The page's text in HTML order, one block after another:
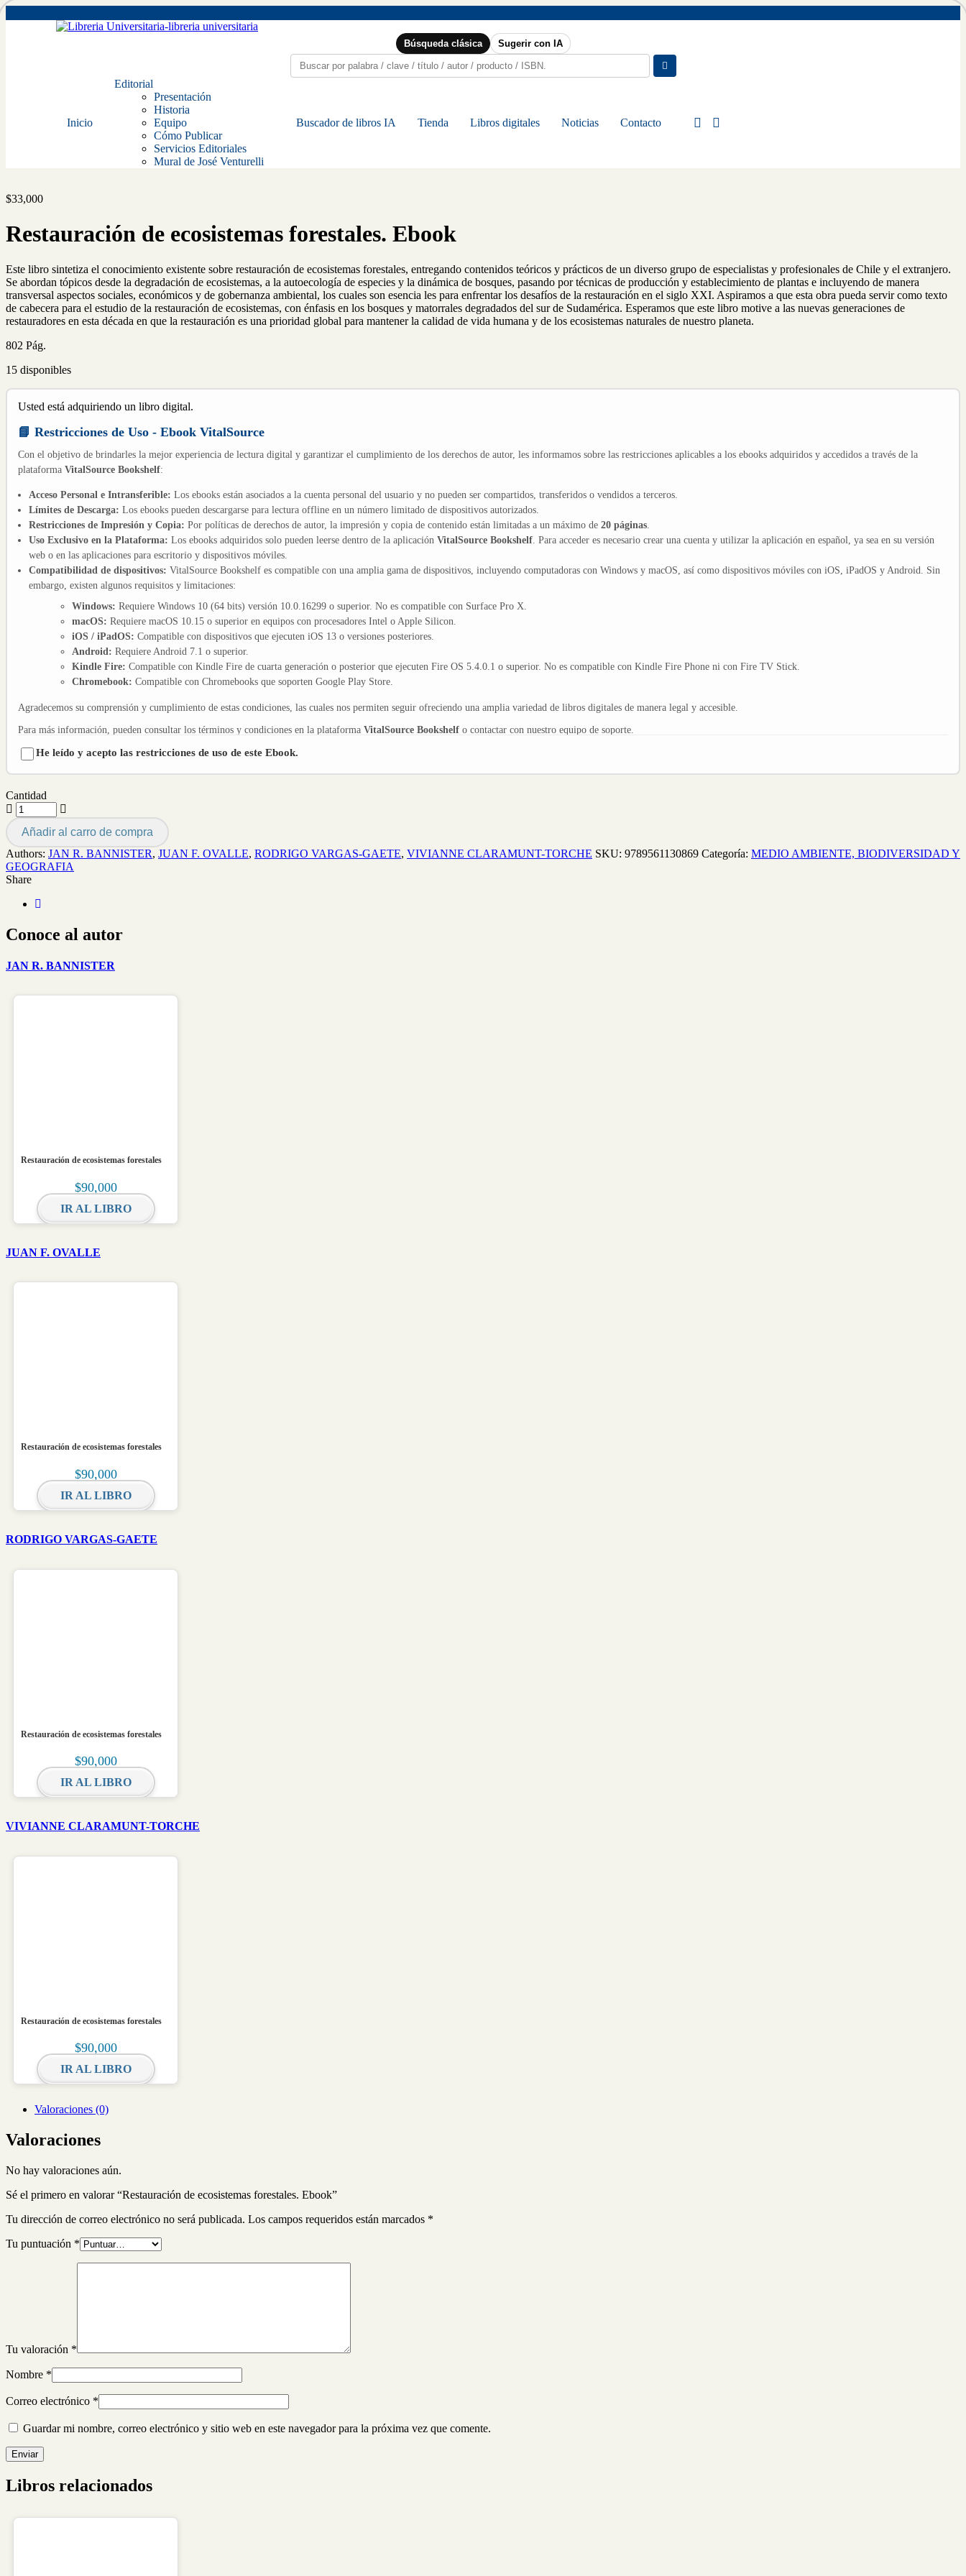
Búsqueda clásica Sugerir con IA
Inicio
Editorial
Presentación
Historia
Equipo
Cómo Publicar
Servicios Editoriales
Mural de José Venturelli
Buscador de libros IA Tienda Libros digitales Noticias Contacto
$33,000
Restauración de ecosistemas forestales. Ebook
Este libro sintetiza el conocimiento existente sobre restauración de ecosistemas forestales, entregando contenidos teóricos y prácticos de un diverso grupo de especialistas y profesionales de Chile y el extranjero.
Se abordan tópicos desde la degradación de ecosistemas, a la autoecología de especies y la dinámica de bosques, pasando por técnicas de producción y establecimiento de plantas e incluyendo de manera
transversal aspectos sociales, económicos y de gobernanza ambiental, los cuales son esencia les para enfrentar los desafíos de la restauración en el siglo XXI. Aspiramos a que esta obra pueda servir como texto
de cabecera para el estudio de la restauración de ecosistemas, con énfasis en los bosques y matorrales degradados del sur de Sudamérica. Esperamos que este libro motive a las nuevas generaciones de
restauradores en esta década en que la restauración es una prioridad global para mantener la calidad de vida humana y de los ecosistemas naturales de nuestro planeta.
802 Pág.
15 disponibles
Usted está adquiriendo un libro digital.
📘 Restricciones de Uso - Ebook VitalSource
Con el objetivo de brindarles la mejor experiencia de lectura digital y garantizar el cumplimiento de los derechos de autor, les informamos sobre las restricciones aplicables a los ebooks adquiridos y accedidos a través de la
plataforma VitalSource Bookshelf:
Acceso Personal e Intransferible: Los ebooks están asociados a la cuenta personal del usuario y no pueden ser compartidos, transferidos o vendidos a terceros.
Límites de Descarga: Los ebooks pueden descargarse para lectura offline en un número limitado de dispositivos autorizados.
Restricciones de Impresión y Copia: Por políticas de derechos de autor, la impresión y copia de contenido están limitadas a un máximo de 20 páginas.
Uso Exclusivo en la Plataforma: Los ebooks adquiridos solo pueden leerse dentro de la aplicación VitalSource Bookshelf. Para acceder es necesario crear una cuenta y utilizar la aplicación en español, ya sea en su versión
web o en las aplicaciones para escritorio y dispositivos móviles.
Compatibilidad de dispositivos: VitalSource Bookshelf es compatible con una amplia gama de dispositivos, incluyendo computadoras con Windows y macOS, así como dispositivos móviles con iOS, iPadOS y Android. Sin
embargo, existen algunos requisitos y limitaciones:
Windows: Requiere Windows 10 (64 bits) versión 10.0.16299 o superior. No es compatible con Surface Pro X.
macOS: Requiere macOS 10.15 o superior en equipos con procesadores Intel o Apple Silicon.
iOS / iPadOS: Compatible con dispositivos que ejecuten iOS 13 o versiones posteriores.
Android: Requiere Android 7.1 o superior.
Kindle Fire: Compatible con Kindle Fire de cuarta generación o posterior que ejecuten Fire OS 5.4.0.1 o superior. No es compatible con Kindle Fire Phone ni con Fire TV Stick.
Chromebook: Compatible con Chromebooks que soporten Google Play Store.
Agradecemos su comprensión y cumplimiento de estas condiciones, las cuales nos permiten seguir ofreciendo una amplia variedad de libros digitales de manera legal y accesible.
Para más información, pueden consultar los términos y condiciones en la plataforma VitalSource Bookshelf o contactar con nuestro equipo de soporte.
He leído y acepto las restricciones de uso de este Ebook.
Cantidad
Añadir al carro de compra
Authors: JAN R. BANNISTER, JUAN F. OVALLE, RODRIGO VARGAS-GAETE, VIVIANNE CLARAMUNT-TORCHE SKU: 9789561130869 Categoría: MEDIO AMBIENTE, BIODIVERSIDAD Y
GEOGRAFIA
Share
Conoce al autor
JAN R. BANNISTER
Restauración de ecosistemas forestales
$90,000
IR AL LIBRO
JUAN F. OVALLE
Restauración de ecosistemas forestales
$90,000
IR AL LIBRO
RODRIGO VARGAS-GAETE
Restauración de ecosistemas forestales
$90,000
IR AL LIBRO
VIVIANNE CLARAMUNT-TORCHE
Restauración de ecosistemas forestales
$90,000
IR AL LIBRO
Valoraciones (0)
Valoraciones
No hay valoraciones aún.
Sé el primero en valorar “Restauración de ecosistemas forestales. Ebook”
Tu dirección de correo electrónico no será publicada. Los campos requeridos están marcados *
Tu puntuación *
Tu valoración *
Nombre *
Correo electrónico *
Guardar mi nombre, correo electrónico y sitio web en este navegador para la próxima vez que comente.
Libros relacionados